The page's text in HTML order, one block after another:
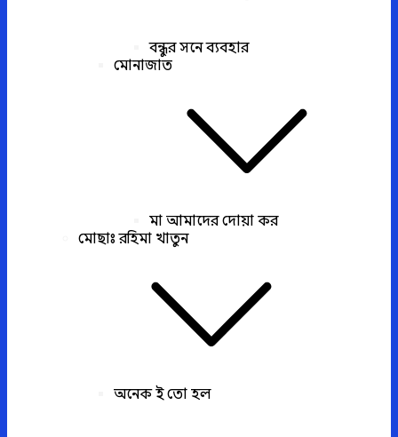
বন্ধুর সনে ব্যবহার
মোনাজাত
মা আমাদের দোয়া কর
মোছাঃ রহিমা খাতুন
অনেক ই তো হল